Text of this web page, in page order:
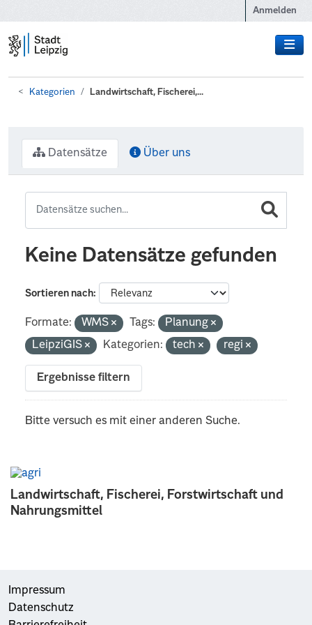
Anmelden
Kategorien Landwirtschaft, Fischerei,...
Landwirtschaft, Fischerei, Forstwirtschaft und
Nahrungsmittel
Datensätze Über uns
Keine Datensätze gefunden
Sortieren nach
Formate: WMS Tags:
Planung
LeipziGIS
Kategorien: tech regi
Ergebnisse filtern
Bitte versuch es mit einer anderen Suche.
Impressum
Datenschutz